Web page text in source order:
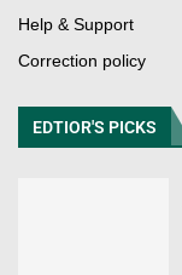
Help & Support
Correction policy
EDTIOR'S PICKS